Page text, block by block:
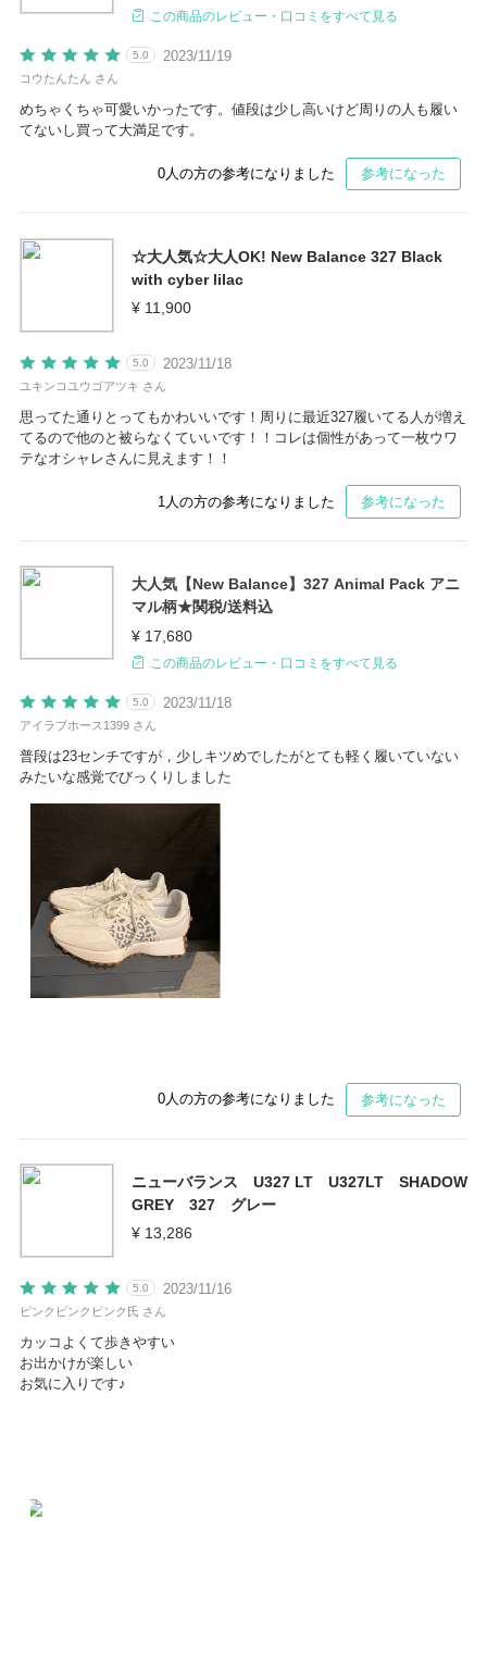
この商品のレビュー・口コミをすべて見る
2023/11/19
5.0
コウたんたん さん
めちゃくちゃ可愛いかったです。値段は少し高いけど周りの人も履い
てないし買って大満足です。
0 人の方の参考になりました 参考になった
☆大人気☆大人OK! New Balance 327 Black
with cyber lilac
¥ 11,900
2023/11/18
5.0
ユキンコユウゴアツキ さん
思ってた通りとってもかわいいです！周りに最近327履いてる人が増え
てるので他のと被らなくていいです！！コレは個性があって一枚ウワ
テなオシャレさんに見えます！！
1 人の方の参考になりました 参考になった
大人気【New Balance】327 Animal Pack アニ
マル柄★関税/送料込
¥ 17,680
この商品のレビュー・口コミをすべて見る
2023/11/18
5.0
アイラブホース1399 さん
普段は23センチですが，少しキツめでしたがとても軽く履いていない
みたいな感覚でびっくりしました
0人の方の参考になりました 参考になった
ニューバランス U327 LT U327LT SHADOW
GREY 327 グレー
¥ 13,286
2023/11/16
5.0
ピンクピンクピンク氏 さん
カッコよくて歩きやすい
お出かけが楽しい
お気に入りです♪